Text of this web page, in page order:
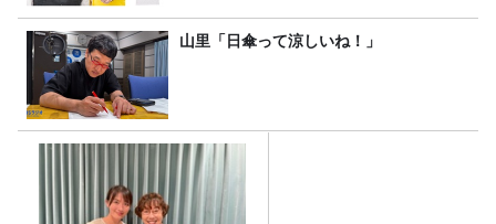
山里「日傘って涼しいね！」